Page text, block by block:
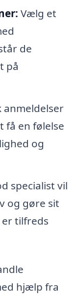
Vælg et
de
på
anmeldelser
få en følelse
og
specialist vil
og gøre sit
tilfreds
hjælp fra